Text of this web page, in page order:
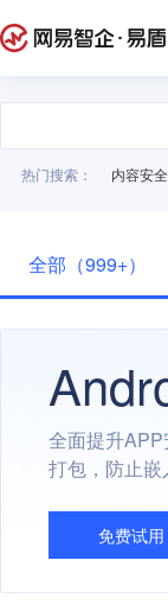
热门搜索： 内容安全
全部（999+）
全面提升
打包，防止
免费试用